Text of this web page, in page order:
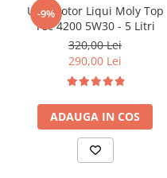
Distributie
Kit distributie
Kit lant distributie
Curea distributie
Transmisie
Kit transmisie
Curea transmisie
-9%
Ulei motor Liqui Moly Top
Tec 4200 5W30 - 5 Litri
320,00 Lei
290,00 Lei
ADAUGA IN COS